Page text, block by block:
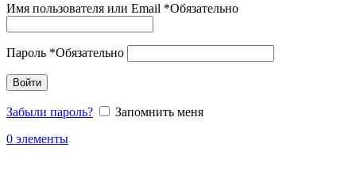
Имя пользователя или Email *Обязательно
Пароль *Обязательно
Войти
Забыли пароль?
Запомнить меня
0 элементы